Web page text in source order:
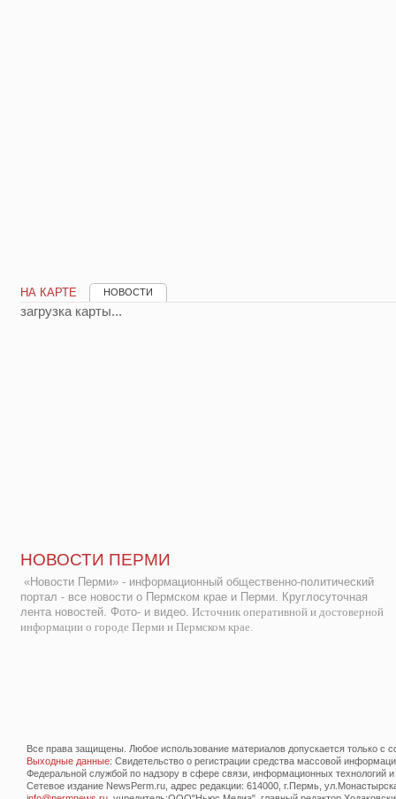
НА КАРТЕ НОВОСТИ
загрузка карты...
НОВОСТИ ПЕРМИ
«Новости Перми» - информационный общественно-политический
портал - все новости о Пермском крае и Перми. Круглосуточная
лента новостей. Фото- и видео. Источник оперативной и достоверной
информации о городе Перми и Пермском крае.
Все права защищены. Любое использование материалов допускается только с
Выходные данные: Свидетельство о регистрации средства массовой
Федеральной службой по надзору в сфере связи, информационных технологий
Сетевое издание NewsPerm.ru, адрес редакции: 614000, г.Пермь,